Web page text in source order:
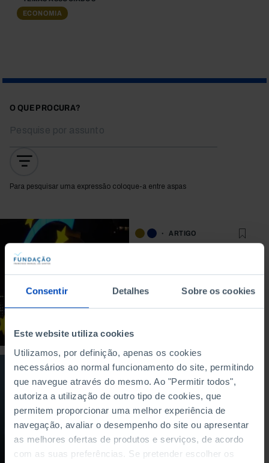
Consentir Detalhes Sobre os cookies
Este website utiliza cookies
Utilizamos, por definição, apenas os cookies
necessários ao normal funcionamento do site, permitindo
que navegue através do mesmo. Ao "Permitir todos",
autoriza a utilização de outro tipo de cookies, que
permitem proporcionar uma melhor experiência de
navegação, avaliar o desempenho do site ou apresentar
as melhores ofertas de produtos e serviços, de acordo
com as suas preferências. Se pretender escolher os
ECONOMIA
O QUE PROCURA?
Para pesquisar uma expressão coloque-a entre aspas
ARTIGO
portuguesa?
PODCAST
Portugal, o Euro, o
Crescimento
Económico e o
Comércio
Internacional